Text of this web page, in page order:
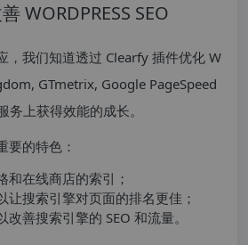
WORDPRESS SEO
，我们知道透过 Clearfy 插件优化 W
GTmetrix, Google PageSpeed
上获得效能的成长。
要的特色：
和在线商店的索引；
让搜索引擎对页面的排名更佳；
善搜索引擎的 SEO 和流量。